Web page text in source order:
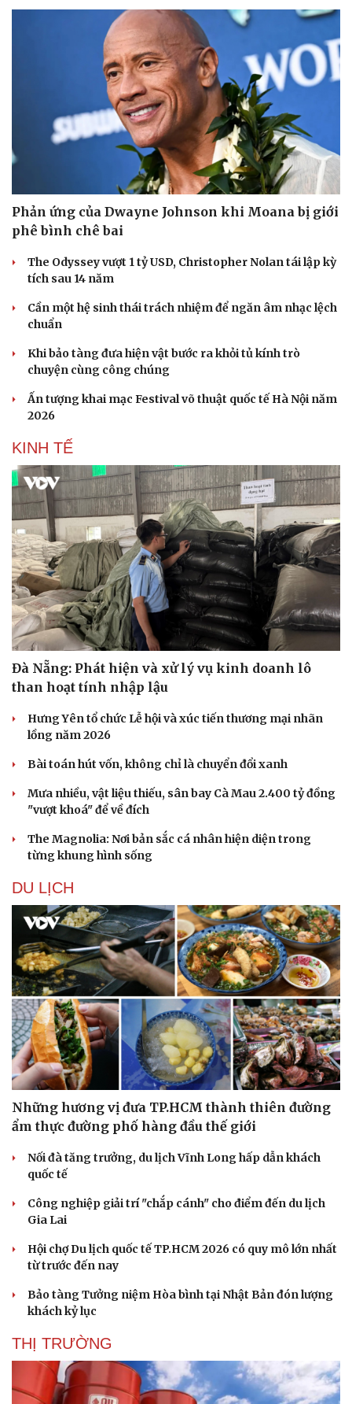
Sức khỏe
Dinh dưỡng - món ngon
Cây thuốc
Sản phụ khoa
Nhi khoa
Nam khoa
Làm đẹp - giảm cân
Phòng mạch online
Ăn sạch sống khỏe
Đời sống
Nhà đẹp
Blog
Tình yêu - Gia đình
Phản ứng của Dwayne Johnson khi Moana bị giới
phê bình chê bai
The Odyssey vượt 1 tỷ USD, Christopher Nolan tái lập kỳ
tích sau 14 năm
Cần một hệ sinh thái trách nhiệm để ngăn âm nhạc lệch
chuẩn
Khi bảo tàng đưa hiện vật bước ra khỏi tủ kính trò
chuyện cùng công chúng
Ấn tượng khai mạc Festival võ thuật quốc tế Hà Nội năm
2026
KINH TẾ
Đà Nẵng: Phát hiện và xử lý vụ kinh doanh lô
than hoạt tính nhập lậu
Hưng Yên tổ chức Lễ hội và xúc tiến thương mại nhãn
lồng năm 2026
Bài toán hút vốn, không chỉ là chuyển đổi xanh
Mưa nhiều, vật liệu thiếu, sân bay Cà Mau 2.400 tỷ đồng
"vượt khoá" để về đích
The Magnolia: Nơi bản sắc cá nhân hiện diện trong
từng khung hình sống
DU LỊCH
Những hương vị đưa TP.HCM thành thiên đường
ẩm thực đường phố hàng đầu thế giới
Nối đà tăng trưởng, du lịch Vĩnh Long hấp dẫn khách
quốc tế
Công nghiệp giải trí "chắp cánh" cho điểm đến du lịch
Gia Lai
Hội chợ Du lịch quốc tế TP.HCM 2026 có quy mô lớn nhất
từ trước đến nay
Bảo tàng Tưởng niệm Hòa bình tại Nhật Bản đón lượng
khách kỷ lục
THỊ TRƯỜNG